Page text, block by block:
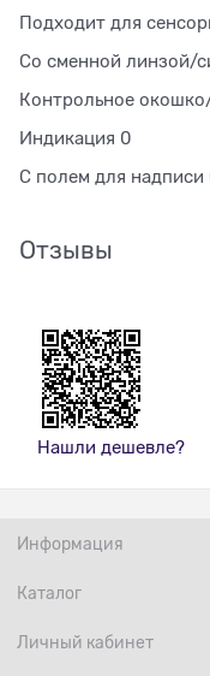
Подходит для
Со сменной линзой/
Контрольное
Индикация 0
С полем для надписи
Отзывы
Нашли дешевле?
Информация
Каталог
Личный кабинет